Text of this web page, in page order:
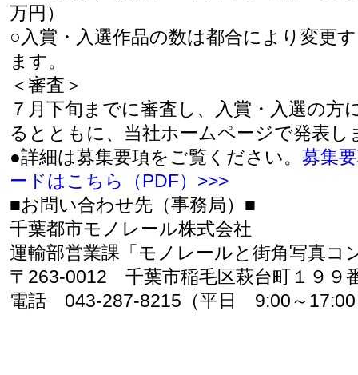
万円）
○入賞・入選作品の数は都合により変更
ます。
＜審査＞
７月下旬までに審査し、入賞・入選の方
るとともに、当社ホームページで発表し
●詳細は募集要項をご覧ください。 募集
ードはこちら（PDF）>>>
■お問い合わせ先（事務局）■
千葉都市モノレール株式会社
運輸部営業課「モノレールと街角写真コ
〒263-0012 千葉市稲毛区萩台町１９９
電話 043-287-8215（平日 9:00～17:00